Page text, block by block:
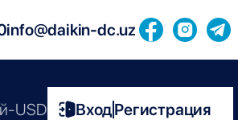
info@daikin-dc.uz
USD ВходРегистрация